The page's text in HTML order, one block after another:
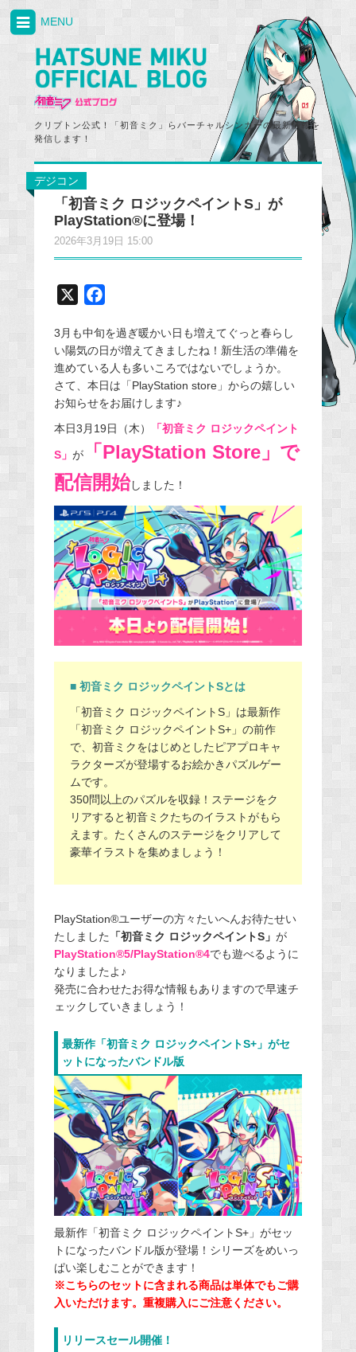
クリプトン公式！「初音ミク」らバーチャルシンガーの最新情報を
発信します！
MENU
デジコン
「初音ミク ロジックペイントS」が
PlayStation®に登場！
2026年3月19日 15:00
c
e
b
o
3月も中旬を過ぎ暖かい日も増えてぐっと春らし
い陽気の日が増えてきましたね！新生活の準備を
進めている人も多いころではないでしょうか。
さて、本日は「PlayStation store」からの嬉しい
お知らせをお届けします♪
本日3月19日（木）
「初音ミク ロジックペイント
S」 が「PlayStation Store」で
配信開始しました！
■ 初音ミク ロジックペイントSとは
「初音ミク ロジックペイントS」は最新作
「初音ミク ロジックペイントS+」の前作
で、初音ミクをはじめとしたピアプロキャ
ラクターズが登場するお絵かきパズルゲー
ムです。
350問以上のパズルを収録！ステージをク
リアすると初音ミクたちのイラストがもら
えます。たくさんのステージをクリアして
豪華イラストを集めましょう！
PlayStation®ユーザーの方々たいへんお待たせい
たしました 「初音ミク ロジックペイントS」 が
PlayStation®5/PlayStation®4でも遊べるように
なりましたよ♪
発売に合わせたお得な情報もありますので早速チ
ェックしていきましょう！
最新作「初音ミク ロジックペイントS+」がセ
ットになったバンドル版
最新作「初音ミク ロジックペイントS+」がセッ
トになったバンドル版が登場！シリーズをめいっ
ぱい楽しむことができます！
※こちらのセットに含まれる商品は単体でもご購
入いただけます。重複購入にご注意ください。
リリースセール開催！